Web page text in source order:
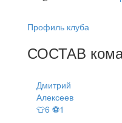
Профиль клуба
СОСТАВ
Дмитрий
Алексеев
👕6 ⚽1